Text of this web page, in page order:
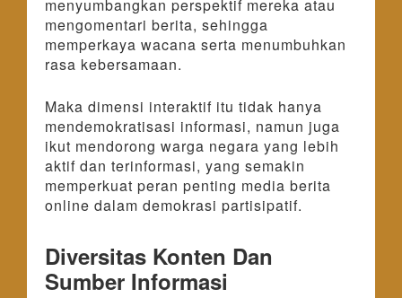
menyumbangkan perspektif mereka atau
mengomentari berita, sehingga
memperkaya wacana serta menumbuhkan
rasa kebersamaan.
Maka dimensi interaktif itu tidak hanya
mendemokratisasi informasi, namun juga
ikut mendorong warga negara yang lebih
aktif dan terinformasi, yang semakin
memperkuat peran penting media berita
online dalam demokrasi partisipatif.
Diversitas Konten Dan
Sumber Informasi